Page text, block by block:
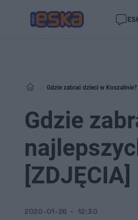
Gdzie zabrać dzieci w
Gdzie
[ZDJĘCIA]
2020-01-28 12:30